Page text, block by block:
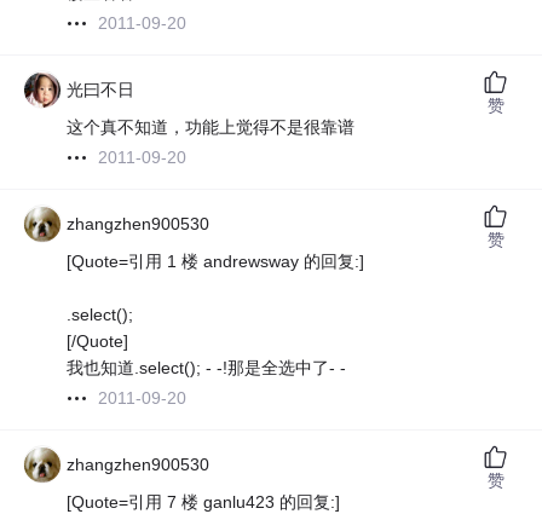
2011-09-20
光曰不日
这个真不知道，功能上觉得不是很靠谱
2011-09-20
赞
zhangzhen900530
[Quote=引用 1 楼 andrewsway 的回复:]
.select();
[/Quote]
我也知道.select(); - -!那是全选中了- -
2011-09-20
赞
zhangzhen900530
[Quote=引用 7 楼 ganlu423 的回复:]
赞